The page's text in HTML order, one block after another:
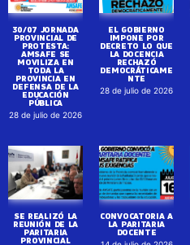
30/07 JORNADA
PROVINCIAL DE
PROTESTA:
AMSAFE SE
MOVILIZA EN
TODA LA
PROVINCIA EN
DEFENSA DE LA
EDUCACIÓN
PÚBLICA
28 de julio de 2026
EL GOBIERNO
IMPONE POR
DECRETO LO QUE
LA DOCENCIA
RECHAZÓ
DEMOCRÁTICAME
NTE
28 de julio de 2026
SE REALIZÓ LA
REUNIÓN DE LA
PARITARIA
PROVINCIAL
CONVOCATORIA A
LA PARITARIA
DOCENTE